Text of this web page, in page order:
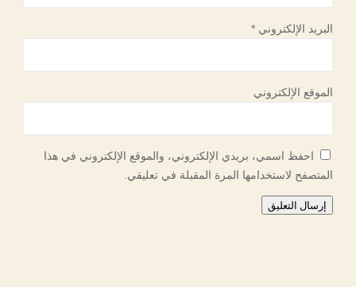
البريد الإلكتروني*
الموقع الإلكتروني
احفظ اسمي، بريدي الإلكتروني، والموقع الإلكتروني في هذا
المتصفح لاستخدامها المرة المقبلة في تعليقي.
إرسال التعليق